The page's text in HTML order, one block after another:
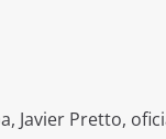
Javier Pretto,